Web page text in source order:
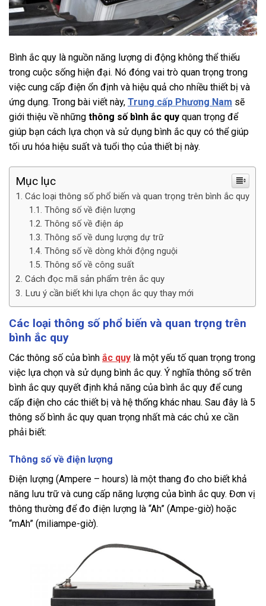
Bình ắc quy là nguồn năng lượng di động không thể thiếu
trong cuộc sống hiện đại. Nó đóng vai trò quan trọng trong
việc cung cấp điện ổn định và hiệu quả cho nhiều thiết bị và
ứng dụng. Trong bài viết này, Trung cấp Phương Nam sẽ
giới thiệu về những thông số bình ắc quy quan trọng để
giúp bạn cách lựa chọn và sử dụng bình ắc quy có thể giúp
tối ưu hóa hiệu suất và tuổi thọ của thiết bị này.
Mục lục
Các loại thông số phổ biến và quan trọng trên bình ắc quy
Thông số về điện lượng
Thông số về điện áp
Thông số về dung lượng dự trữ
Thông số về dòng khởi động nguội
Thông số về công suất
Cách đọc mã sản phẩm trên ắc quy
Lưu ý cần biết khi lựa chọn ắc quy thay mới
Các loại thông số phổ biến và quan trọng trên
bình ắc quy
Các thông số của bình ắc quy là một yếu tố quan trọng trong
việc lựa chọn và sử dụng bình ắc quy. Ý nghĩa thông số trên
bình ắc quy quyết định khả năng của bình ắc quy để cung
cấp điện cho các thiết bị và hệ thống khác nhau. Sau đây là 5
thông số bình ắc quy quan trọng nhất mà các chủ xe cần
phải biết:
Thông số về điện lượng
Điện lượng (Ampere – hours) là một thang đo cho biết khả
năng lưu trữ và cung cấp năng lượng của bình ắc quy. Đơn vị
thông thường để đo điện lượng là “Ah” (Ampe-giờ) hoặc
“mAh” (miliampe-giờ).